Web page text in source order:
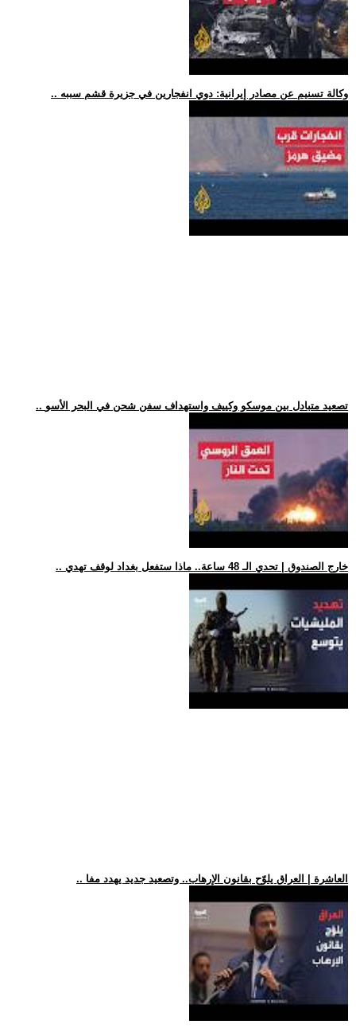
.. وكالة تسنيم عن مصادر إيرانية: دوي انفجارين في جزيرة قشم سببه
.. تصعيد متبادل بين موسكو وكييف واستهداف سفن شحن في البحر الأسو
.. خارج الصندوق | تحدي الـ 48 ساعة.. ماذا ستفعل بغداد لوقف تهدي
.. العاشرة | العراق يلوّح بقانون الإرهاب.. وتصعيد جديد يهدد مفا